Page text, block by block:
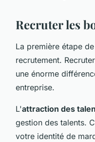
Recruter les
La première étape
recrutement.
une énorme
entreprise.
L'attraction des
gestion des talents.
votre identité de